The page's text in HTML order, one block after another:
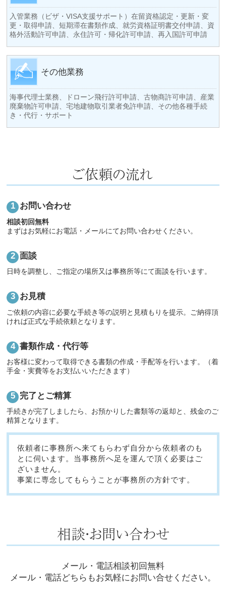
入管業務（ビザ・VISA支援サポート）在留資格認定・更新・変
更・取得申請、短期滞在書類作成、就労資格証明書交付申請、資
格外活動許可申請、永住許可・帰化許可申請、再入国許可申請
その他業務
海事代理士業務、ドローン飛行許可申請、古物商許可申請、産業
廃棄物許可申請、宅地建物取引業者免許申請、その他各種手続
き・代行・サポート
お問い合わせ
相談初回無料
まずはお気軽にお電話・メールにてお問い合わせください。
面談
日時を調整し、ご指定の場所又は事務所等にて面談を行います。
お見積
ご依頼の内容に必要な手続き等の説明と見積もりを提示。ご納得頂
ければ正式な手続依頼となります。
書類作成・代行等
お客様に変わって取得できる書類の作成・手配等を行います。（着
手金・実費等をお支払いいただきます）
完了とご精算
手続きが完了しましたら、お預かりした書類等の返却と、残金のご
精算となります。
依頼者に事務所へ来てもらわず自分から依頼者のも
とに伺います。当事務所へ足を運んで頂く必要はご
ざいません。
事業に専念してもらうことが事務所の方針です。
メール・電話相談初回無料
メール・電話どちらもお気軽にお問い合せください。